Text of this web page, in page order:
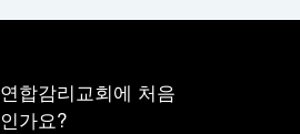
연합감리교회에 처음
인가요?